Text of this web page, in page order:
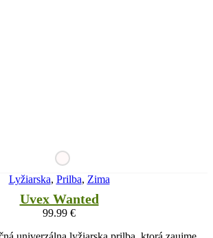
Lyžiarska, Prilba, Zima
Uvex Wanted
99.99 €